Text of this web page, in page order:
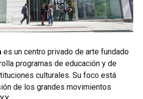
es un centro privado de arte fundado
programas de educación y de
culturales. Su foco está
de los grandes movimientos